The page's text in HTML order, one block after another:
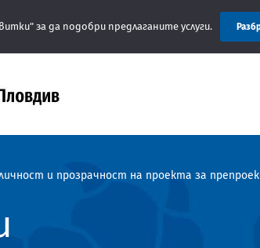
заплащането на такси за
и прозрачност на проекта за
за да подобри предлаганите услуги.